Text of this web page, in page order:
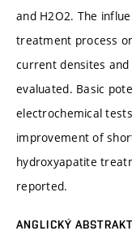
and H2O2. The
treatment process
current densites
evaluated. Basic
electrochemical
improvement of
hydroxyapatite
reported.
ANGLICKÝ ABSTRAKT